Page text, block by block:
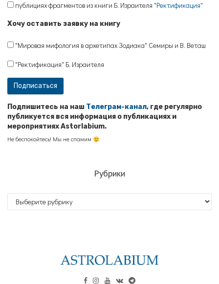
публициях фрагментов из книги Б. Израителя "Ректификация"
Хочу оставить заявку на книгу
"Мировая мифология в архетипах Зодиака" Семиры и В. Веташ
"Ректификация" Б. Израителя
Подпишитесь на наш Телеграм-канал, где регулярно
публикуется вся информация о публикациях и
мероприятиях Astorlabium.
Не беспокойтесь! Мы не спамим
Рубрики
Рубрики